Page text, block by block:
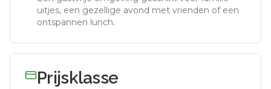
uitjes, een gezellige avond met vrienden of een
ontspannen lunch.
Prijsklasse